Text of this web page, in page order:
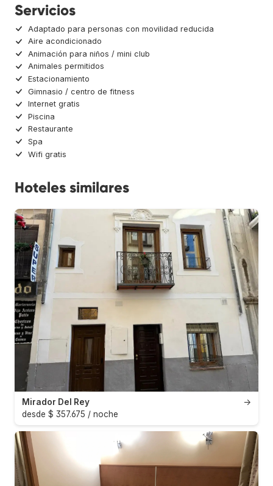
Servicios
Adaptado para personas con movilidad reducida
Aire acondicionado
Animación para niños / mini club
Animales permitidos
Estacionamiento
Gimnasio / centro de fitness
Internet gratis
Piscina
Restaurante
Spa
Wifi gratis
Hoteles similares
→
Mirador Del Rey
desde $ 357.675 / noche